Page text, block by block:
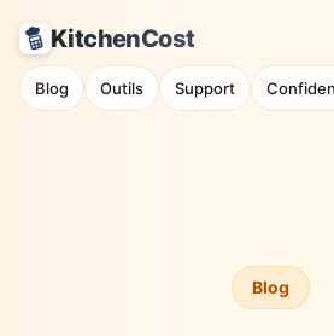
KitchenCost
Blog Outils Support
Blog